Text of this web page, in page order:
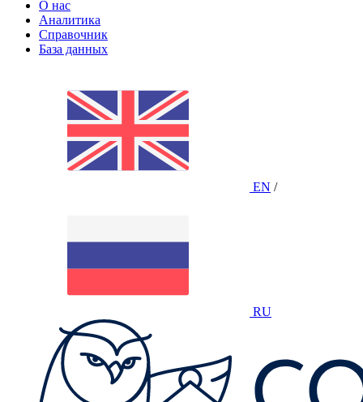
О нас
Аналитика
Справочник
База данных
EN /
RU